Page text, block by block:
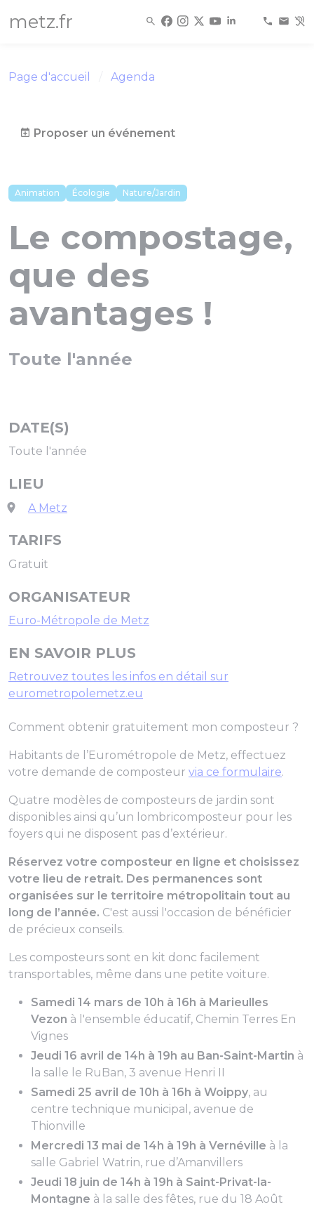
metz.fr
Page d'accueil Agenda
Proposer un événement
Animation Écologie Nature/Jardin
Le compostage,
que des
avantages !
Toute l'année
DATE(S)
Toute l'année
LIEU
A Metz
TARIFS
Gratuit
ORGANISATEUR
Euro-Métropole de Metz
EN SAVOIR PLUS
Retrouvez toutes les infos en détail sur
eurometropolemetz.eu
Comment obtenir gratuitement mon composteur ?
Habitants de l’Eurométropole de Metz, effectuez
votre demande de composteur via ce formulaire.
Quatre modèles de composteurs de jardin sont
disponibles ainsi qu’un lombricomposteur pour les
foyers qui ne disposent pas d’extérieur.
Réservez votre composteur en ligne et choisissez
votre lieu de retrait. Des permanences sont
organisées sur le territoire métropolitain tout au
long de l’année. C'est aussi l'occasion de bénéficier
de précieux conseils.
Les composteurs sont en kit donc facilement
transportables, même dans une petite voiture.
Samedi 14 mars de 10h à 16h à Marieulles
Vezon à l'ensemble éducatif, Chemin Terres En
Vignes
Jeudi 16 avril de 14h à 19h au Ban-Saint-Martin à
la salle le RuBan, 3 avenue Henri II
Samedi 25 avril de 10h à 16h à Woippy, au
centre technique municipal, avenue de
Thionville
Mercredi 13 mai de 14h à 19h à Vernéville à la
salle Gabriel Watrin, rue d’Amanvillers
Jeudi 18 juin de 14h à 19h à Saint-Privat-la-
Montagne à la salle des fêtes, rue du 18 Août